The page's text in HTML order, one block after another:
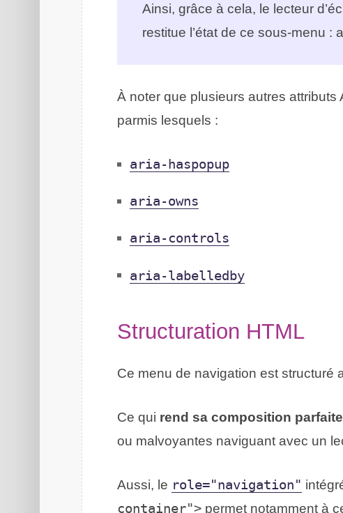
Ainsi, grâce à cela, le lecteur
restitue l’état de ce sous-menu :
À noter que plusieurs autres attributs
parmis lesquels :
aria-haspopup
aria-owns
aria-controls
aria-labelledby
Structuration HTML
Ce menu de navigation est structuré
Ce qui rend sa composition
ou malvoyantes naviguant avec un
Aussi, le role="navigation"
container">permet notamment à